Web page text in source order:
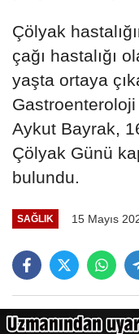
Çölyak
çağı hastalığı
yaşta ortaya
Aykut Bayrak,
Çölyak Günü
bulundu.
SAĞLIK 15 Mayıs